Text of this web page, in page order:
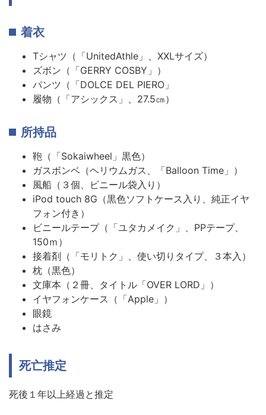
着衣
Tシャツ（「UnitedAthle」、XXLサイズ）
ズボン（「GERRY COSBY」）
パンツ（「DOLCE DEL PIERO」
履物（「アシックス」、27.5㎝）
所持品
鞄（「Sokaiwheel」黒色）
ガスボンベ（ヘリウムガス、「Balloon Time」）
風船（３個、ビニール袋入り）
iPod touch 8G（黒色ソフトケース入り、純正イヤ
フォン付き）
ビニールテープ（「ユタカメイク」、PPテープ、
150ｍ）
接着剤（「モリトク」、使い切りタイプ、３本入）
枕（黒色）
文庫本（２冊、タイトル「OVER LORD」）
イヤフォンケース（「Apple」）
眼鏡
はさみ
死亡推定
死後１年以上経過と推定